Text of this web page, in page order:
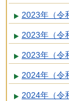
2023年（令
2023年（令
2023年（令
2024年（令
2024年（令